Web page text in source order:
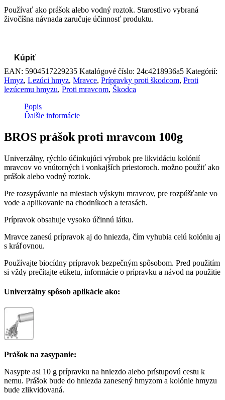
Používať ako prášok alebo vodný roztok. Starostlivo vybraná
živočíšna návnada zaručuje účinnosť produktu.
Kúpiť
EAN: 5904517229235 Katalógové číslo: 24c4218936a5 Kategórií:
Hmyz, Lezúci hmyz, Mravce, Prípravky proti škodcom, Proti
lezúcemu hmyzu, Proti mravcom, Škodca
Popis
Ďalšie informácie
BROS prášok proti mravcom 100g
Univerzálny, rýchlo účinkujúci výrobok pre likvidáciu kolónií
mravcov vo vnútorných i vonkajších priestoroch. možno použiť ako
prášok alebo vodný roztok.
Pre rozsypávanie na miestach výskytu mravcov, pre rozpúšťanie vo
vode a aplikovanie na chodníkoch a terasách.
Prípravok obsahuje vysoko účinnú látku.
Mravce zanesú prípravok aj do hniezda, čím vyhubia celú kolóniu aj
s kráľovnou.
Používajte biocídny prípravok bezpečným spôsobom. Pred použitím
si vždy prečítajte etiketu, informácie o prípravku a návod na použitie
Univerzálny spôsob aplikácie ako:
Prášok na zasypanie:
Nasypte asi 10 g prípravku na hniezdo alebo prístupovú cestu k
nemu. Prášok bude do hniezda zanesený hmyzom a kolónie hmyzu
bude zlikvidovaná.